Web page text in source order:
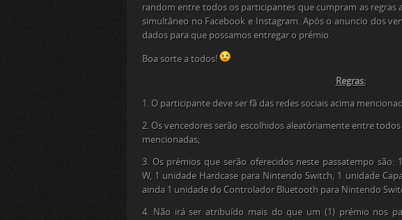
random entre todos os participantes que cumpram as regras
simultâneo no Facebook e Instagram. Após o anuncio dos
dados para que possamos entregar o prémio.
Boa sorte a todos!
Regras:
1. O participante deve ser fã das redes sociais acima
2. Os vencedores serão escolhidos aleatóriamente entre
mencionadas;
3. Os prémios que serão oferecidos neste passatempo são:
W, 1 unidade Hardcase para Nintendo Switch, 1 unidade
ainda 1 unidade do Controlador Bluetooth para Nintendo
4. Não irá ser atribuído mais do que um (1) prémio nos